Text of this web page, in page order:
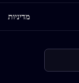
מדיניות